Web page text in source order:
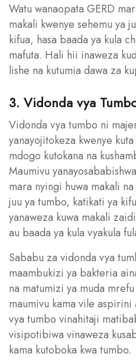
Watu wanaopata GERD
makali kwenye sehemu ya
kifua, hasa baada ya kula
mafuta. Hali hii inaweza
lishe na kutumia dawa za
3. Vidonda vya
Vidonda vya tumbo ni
yanayojitokeza kwenye
mdogo kutokana na
Maumivu
mara nyingi huwa makali
juu ya tumbo, katikati ya
yanaweza kuwa makali
au baada ya kula vyakula
Sababu za vidonda vya
maambukizi ya bakteria
na matumizi ya muda
maumivu kama vile
vya tumbo vinahitaji
visipotibiwa vinaweza
kama kutoboka kwa tumbo.